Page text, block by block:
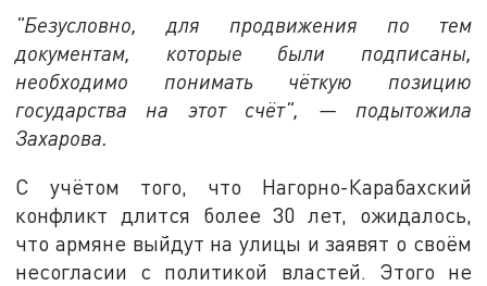
"Безусловно, для продвижения по тем
документам, которые были подписаны,
необходимо понимать чёткую позицию
государства на этот счёт", — подытожила
Захарова.
С учётом того, что Нагорно-Карабахский
конфликт длится более 30 лет, ожидалось,
что армяне выйдут на улицы и заявят о своём
несогласии с политикой властей. Этого не